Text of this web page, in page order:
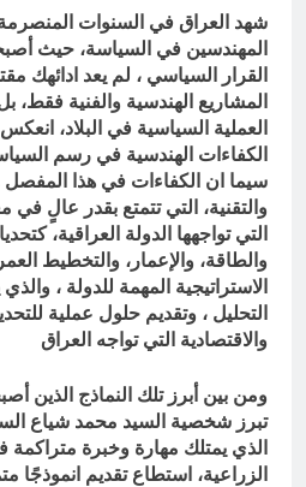
شهد العراق في السنوات المنصرمة
المهندسين في السياسة، حيث
القرار السياسي ، لم يعد ادائهك
المشاريع الهندسية والفنية فقط،
العملية السياسية في البلاد،
الكفاءات الهندسية في رسم
سيما ان الكفاءات في هذا المفصل
والتقنية، التي تتمتع بقدر عالٍ في
التي تواجهها الدولة العراقية،
والطاقة، والإعمار، والتخطيط
الاستراتيجية المهمة للدولة ،
التحليل ، وتقديم حلول عملية
والاقتصادية التي تواجه العراق
ومن بين أبرز تلك النماذج الذين
تبرز شخصية السيد محمد شياع
الذي يمتلك مهارة وخبرة
الزراعية، استطاع تقديم انموذجًا